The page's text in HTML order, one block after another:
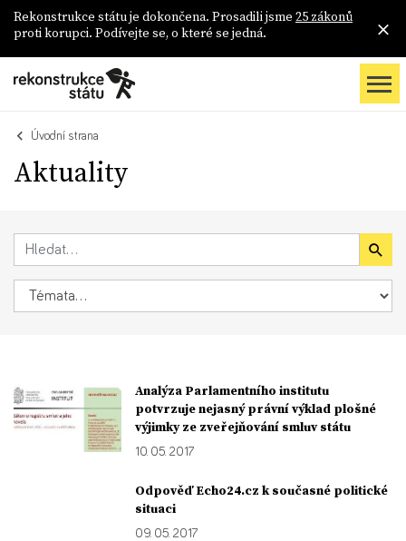
Rekonstrukce státu je dokončena. Prosadili jsme 25 zákonů
proti korupci. Podívejte se, o které se jedná.
Úvodní strana
Aktuality
Analýza Parlamentního institutu
potvrzuje nejasný právní výklad plošné
výjimky ze zveřejňování smluv státu
10. 05. 2017
Odpověď Echo24.cz k současné politické
situaci
09. 05. 2017